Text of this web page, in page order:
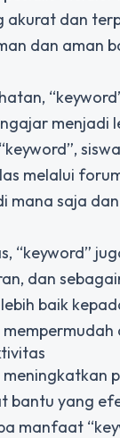
dan
dan
melalui
mana saja
“keyword”
dan
baik
bantu yang
manfaat